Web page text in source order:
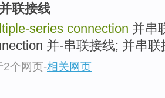
联接线
series connection 并串
并-串联接线; 并串联
2个网页-相关网页